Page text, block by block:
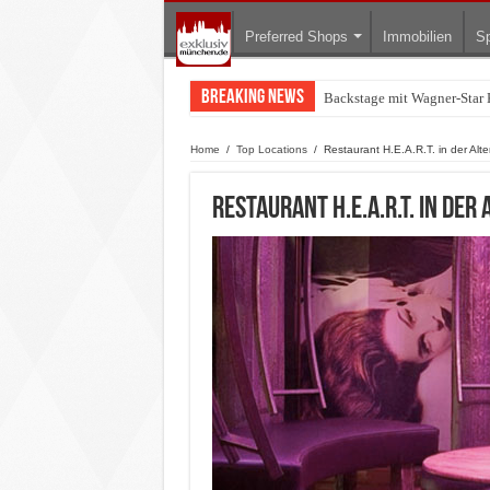
Preferred Shops Immobilien
Breaking News Backstage mit Wagner-
Zu Gast im Fränk’ness:
Home / Top Locations / Restaurant H.E.A.R.T. in der
Restaurant H.E.A.R.T. in